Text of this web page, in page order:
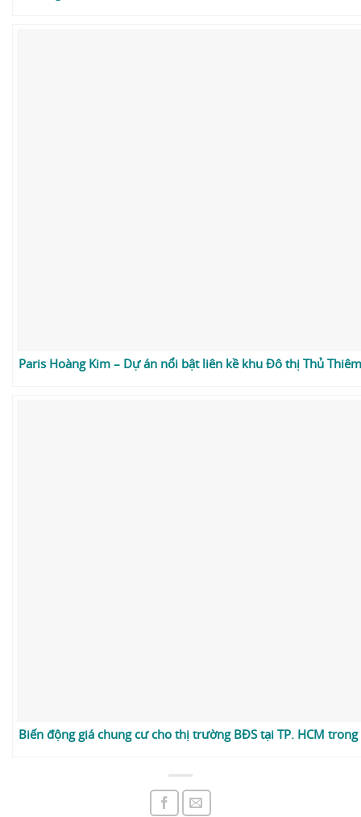
Paris Hoàng Kim – Dự án nổi bật liên kề khu Đô thị Thủ Thiêm
Biến động giá chung cư cho thị trường BĐS tại TP. HCM